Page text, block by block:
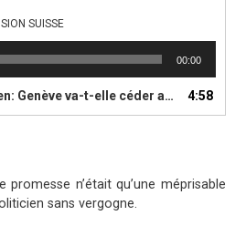
SUISSE
00:00
céder aux pressions de l'ONU? - 29.06.2013 » 4:58
n’était qu’une méprisable
sans vergogne.